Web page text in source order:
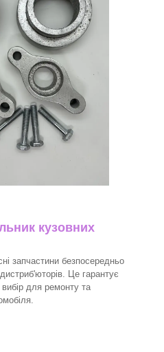
кузовних
запчастини безпосередньо
Це гарантує
вибір для ремонту та